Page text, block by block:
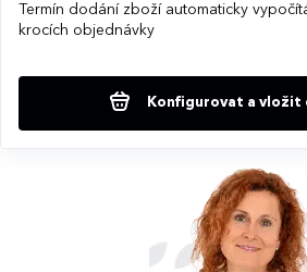
Termín dodání zboží automaticky
krocích objednávky
Konfigurovat a vložit